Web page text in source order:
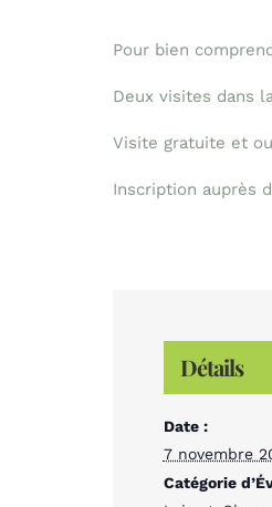
Pour bien
Deux visites dans
Visite gratuite et
Inscription auprès
Détails
Date :
7 novembre
Catégorie